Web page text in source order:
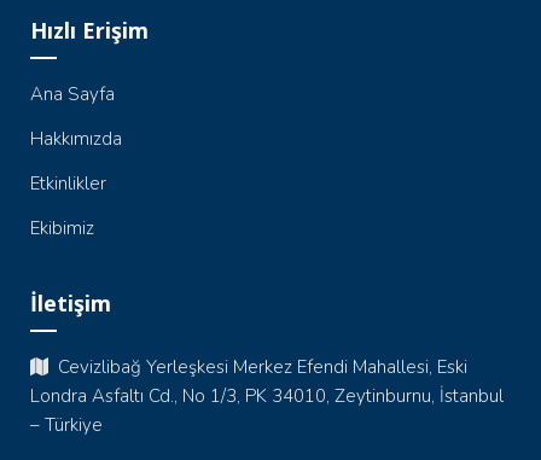
Hızlı Erişim
Ana Sayfa
Hakkımızda
Etkinlikler
Ekibimiz
İletişim
Cevizlibağ Yerleşkesi Merkez Efendi Mahallesi, Eski
Londra Asfaltı Cd., No 1/3, PK 34010, Zeytinburnu, İstanbul
– Türkiye